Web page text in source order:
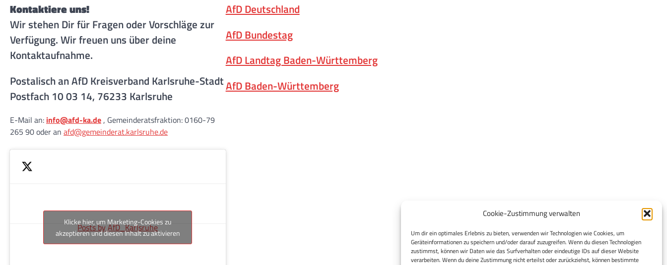
Cookie-Zustimmung verwalten
Um dir ein optimales Erlebnis zu bieten, verwenden wir Technologien wie Cookies, um
Geräteinformationen zu speichern und/oder darauf zuzugreifen. Wenn du diesen Technologien
zustimmst, können wir Daten wie das Surfverhalten oder eindeutige IDs auf dieser Website
verarbeiten. Wenn du deine Zustimmung nicht erteilst oder zurückziehst, können bestimmte
Kontaktiere uns!
Wir stehen Dir für Fragen oder Vorschläge zur
Verfügung. Wir freuen uns über deine
Kontaktaufnahme.
Postalisch an AfD Kreisverband Karlsruhe-Stadt
Postfach 10 03 14, 76233 Karlsruhe
E-Mail an: info@afd-ka.de, Gemeinderatsfraktion: 0160-79
265 90 oder an afd@gemeinderat.karlsruhe.de
Posts by AfD_Karlsruhe
Klicke hier, um Marketing-Cookies zu
akzeptieren und diesen Inhalt zu aktivieren
AfD Deutschland
AfD Bundestag
AfD Landtag Baden-Württemberg
AfD Baden-Württemberg